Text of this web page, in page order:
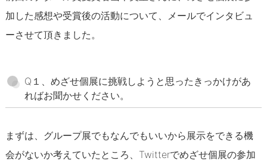
加した感想や受賞後の活動について、メールでインタビュ
ーさせて頂きました。
Q１、めざせ個展に挑戦しようと思ったきっかけがあ
ればお聞かせください。
まずは、グループ展でもなんでもいいから展示をできる機
会がないか考えていたところ、Twitterでめざせ個展の参加